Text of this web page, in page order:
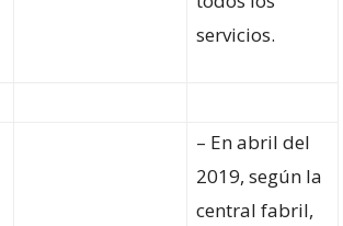
servicios.
– En abril del
2019, según la
central fabril,